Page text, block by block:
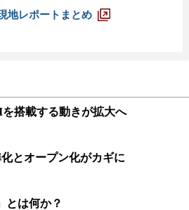
地レポートまとめ
搭載する動きが拡大へ
とオープン化がカギに
とは何か？